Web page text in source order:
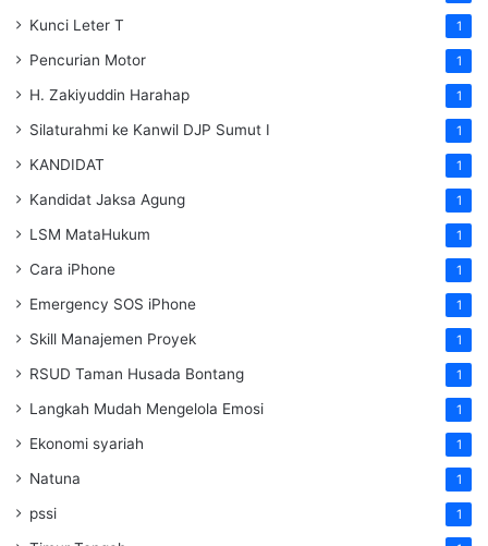
Kunci Leter T 1
Pencurian Motor 1
H. Zakiyuddin Harahap 1
Silaturahmi ke Kanwil DJP Sumut I 1
KANDIDAT 1
Kandidat Jaksa Agung 1
LSM MataHukum 1
Cara iPhone 1
Emergency SOS iPhone 1
Skill Manajemen Proyek 1
RSUD Taman Husada Bontang 1
Langkah Mudah Mengelola Emosi 1
Ekonomi syariah 1
Natuna 1
pssi 1